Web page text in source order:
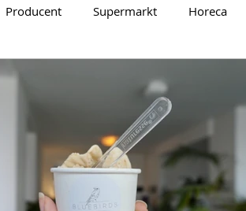
Producent Supermarkt Horeca